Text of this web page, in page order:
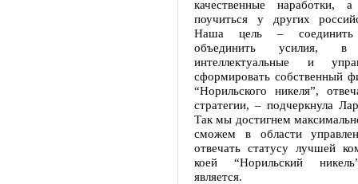
качественные
поучиться у других
Наша цель –
объединить усилия,
интеллектуальные и
сформировать собственный
“Норильского никеля”,
стратегии, – подчеркнула
Так мы достигнем
сможем в области
отвечать статусу лучшей
коей “Норильский
является.